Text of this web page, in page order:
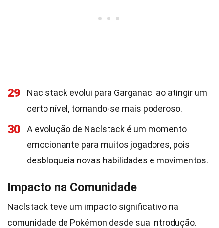
29
Naclstack evolui para Garganacl ao atingir um
certo nível, tornando-se mais poderoso.
30
A evolução de Naclstack é um momento
emocionante para muitos jogadores, pois
desbloqueia novas habilidades e movimentos.
Impacto na Comunidade
Naclstack teve um impacto significativo na
comunidade de Pokémon desde sua introdução.